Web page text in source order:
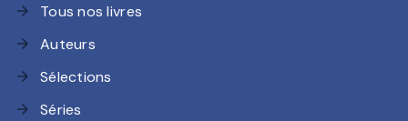
arrow_forward Tous nos livres
arrow_forward Auteurs
arrow_forward Sélections
arrow_forward Séries